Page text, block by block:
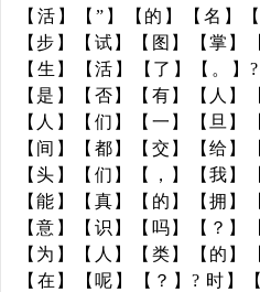
【活】【”】【的】【名】
【步】【试】【图】【掌】
【生】【活】【了】【。】
【是】【否】【有】【人】
【人】【们】【一】【旦】
【间】【都】【交】【给】
【头】【们】【，】【我】
【能】【真】【的】【拥】
【意】【识】【吗】【？】
【为】【人】【类】【的】
【在】【呢】【？】? 时】